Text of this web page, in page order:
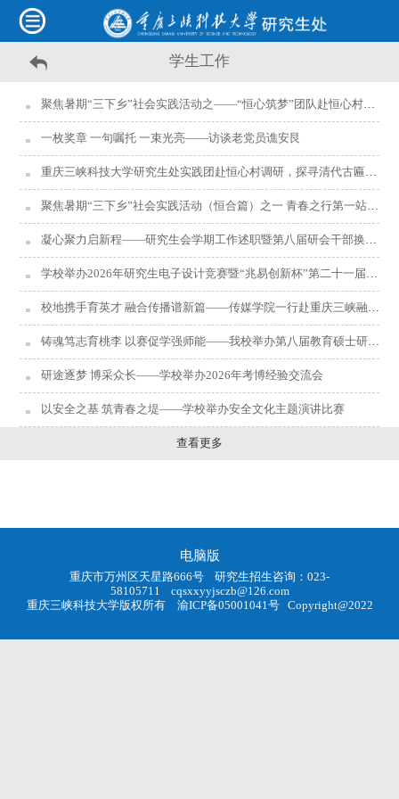
学生工作
聚焦暑期“三下乡”社会实践活动之——“恒心筑梦”团队赴恒心村调研产业发展
一枚奖章 一句嘱托 一束光亮——访谈老党员谯安艮
重庆三峡科技大学研究生处实践团赴恒心村调研，探寻清代古匾文脉传承价值
聚焦暑期“三下乡”社会实践活动（恒合篇）之一 青春之行第一站：走进恒心村
凝心聚力启新程——研究生会学期工作述职暨第八届研会干部换届竞聘工作顺利开展
学校举办2026年研究生电子设计竞赛暨“兆易创新杯”第二十一届研电赛校级选拔赛
校地携手育英才 融合传播谱新篇——传媒学院一行赴重庆三峡融媒体中心调研交流
铸魂笃志育桃李 以赛促学强师能——我校举办第八届教育硕士研究生教学技能大赛
研途逐梦 博采众长——学校举办2026年考博经验交流会
以安全之基 筑青春之堤——学校举办安全文化主题演讲比赛
查看更多
电脑版
重庆市万州区天星路666号 研究生招生咨询：023-
58105711 cqsxxyyjsczb@126.com
重庆三峡科技大学版权所有 渝ICP备05001041号Copyright@2022